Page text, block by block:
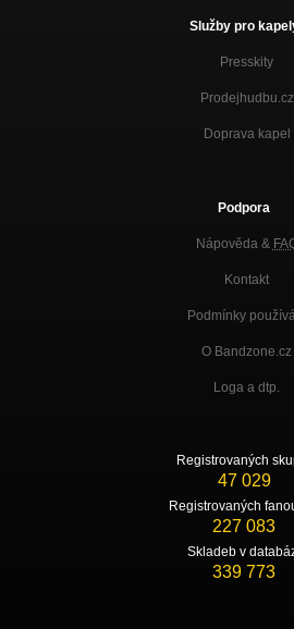
Služby pro
Presskity
Prodejhudbu.cz
Doprava kapel
Podpora
Nápověda &
Kontakt
Podmínky
O Bandzone.cz
Loga a dtp.
Registrovaných
47 029
Registrovaných
227 083
Skladeb v
339 773